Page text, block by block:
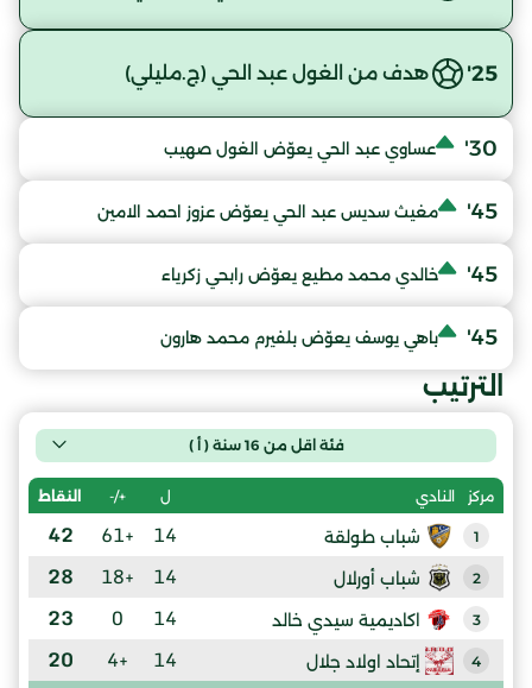
25' هدف من الغول عبد الحي (ج.مليلي)
30' عساوي عبد الحي يعوّض الغول صهيب
45' مغيث سديس عبد الحي يعوّض عزوز احمد الامين
45' خالدي محمد مطيع يعوّض رابحي زكرياء
45' باهي يوسف يعوّض بلفيرم محمد هارون
الترتيب
فئة اقل من 16 سنة ( أ )
مركز النادي ل +/- النقاط
1 شباب طولقة 14
+61
42
2 شباب أورلال 14
+18
28
3 اكاديمية سيدي خالد 14
0
23
4 إتحاد اولاد جلال 14
+4
20